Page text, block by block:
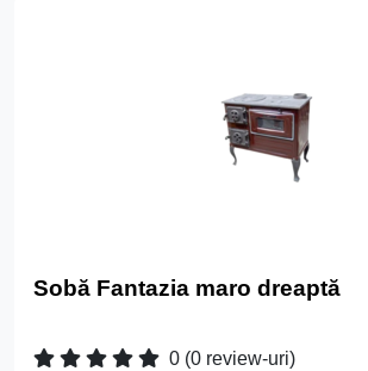
Sobă Fantazia maro dreaptă
0 (0 review-uri)